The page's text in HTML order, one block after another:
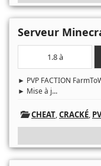
Serveur
1.8 à
► PVP FACTION
► Mise à j...
CHEAT,CRACKÉ,